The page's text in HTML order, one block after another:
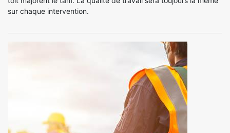
sur chaque intervention.